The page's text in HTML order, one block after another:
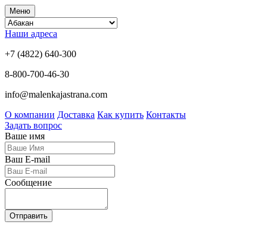
Меню
Наши адреса
+7 (4822) 640-300
8-800-700-46-30
info@malenkajastrana.com
О компании Доставка Как купить Контакты
Задать вопрос
Ваше имя
Ваш E-mail
Сообщение
Отправить